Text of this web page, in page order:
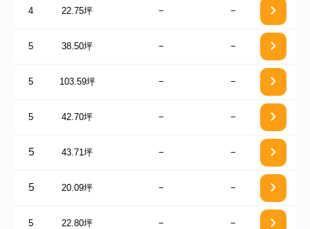
4 22.75坪 − −
5 38.50坪 − −
5 103.59坪 − −
5 42.70坪 − −
5 43.71坪 − −
5 20.09坪 − −
5 22.80坪 − −